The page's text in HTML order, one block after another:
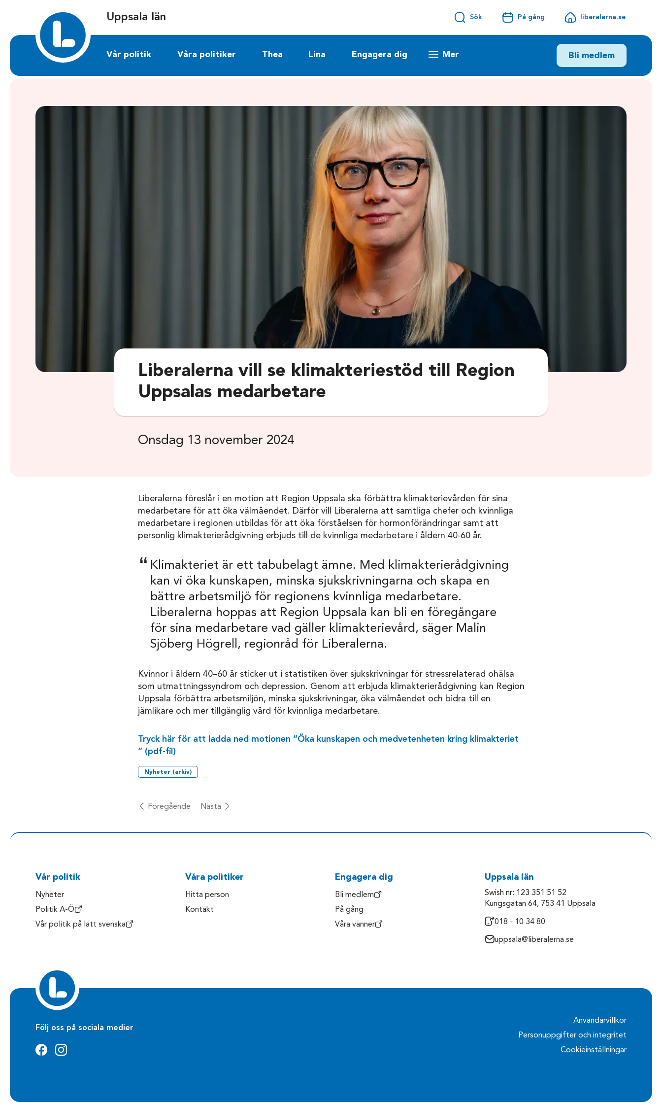
Uppsala län Sök På gång liberalerna.se
Vår politik Våra politiker Thea Lina Engagera dig Mer Bli medlem
Liberalerna vill se klimakteriestöd till Region
Uppsalas medarbetare
Onsdag 13 november 2024
Liberalerna föreslår i en motion att Region Uppsala ska förbättra klimakterievården för sina
medarbetare för att öka välmåendet. Därför vill Liberalerna att samtliga chefer och kvinnliga
medarbetare i regionen utbildas för att öka förståelsen för hormonförändringar samt att
personlig klimakterierådgivning erbjuds till de kvinnliga medarbetare i åldern 40-60 år.
Klimakteriet är ett tabubelagt ämne. Med klimakterierådgivning
kan vi öka kunskapen, minska sjukskrivningarna och skapa en
bättre arbetsmiljö för regionens kvinnliga medarbetare.
Liberalerna hoppas att Region Uppsala kan bli en föregångare
för sina medarbetare vad gäller klimakterievård, säger Malin
Sjöberg Högrell, regionråd för Liberalerna.
Kvinnor i åldern 40–60 år sticker ut i statistiken över sjukskrivningar för stressrelaterad ohälsa
som utmattningssyndrom och depression. Genom att erbjuda klimakterierådgivning kan Region
Uppsala förbättra arbetsmiljön, minska sjukskrivningar, öka välmåendet och bidra till en
jämlikare och mer tillgänglig vård för kvinnliga medarbetare.
Tryck här för att ladda ned motionen ”Öka kunskapen och medvetenheten kring klimakteriet
” (pdf-fil)
Nyheter (arkiv)
Föregående Nästa
Vår politik
Nyheter
Politik A-Ö
Vår politik på lätt svenska
Våra politiker
Hitta person
Kontakt
Engagera dig
Bli medlem
På gång
Våra vänner
Uppsala län
Swish nr: 123 351 51 52
Kungsgatan 64, 753 41 Uppsala
018 - 10 34 80
uppsala@liberalerna.se
Följ oss på sociala medier
Användarvillkor
Personuppgifter och integritet
Cookieinställningar